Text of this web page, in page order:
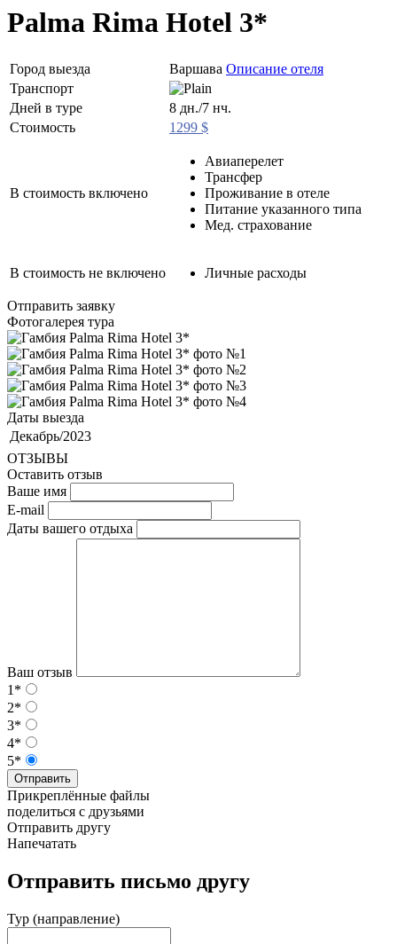
Palma Rima Hotel 3*
Город выезда Варшава Описание отеля
Транспорт
Дней в туре
8 дн./7 нч.
Стоимость
1299 $
В стоимость включено
Авиаперелет
Трансфер
Проживание в отеле
Питание указанного типа
Мед. страхование
В стоимость не включено Личные расходы
Отправить заявку
Фотогалерея тура
Даты выезда
Декабрь/2023
ОТЗЫВЫ
Оставить отзыв
Ваше имя
E-mail
Даты вашего отдыха
Ваш отзыв
1*
2*
3*
4*
5*
Отправить
Прикреплённые файлы
поделиться с друзьями
Отправить другу
Напечатать
Отправить письмо другу
Тур (направление)